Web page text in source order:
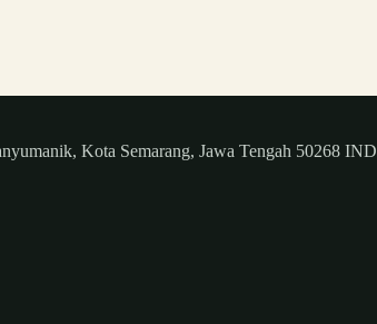
Kota Semarang, Jawa Tengah 50268